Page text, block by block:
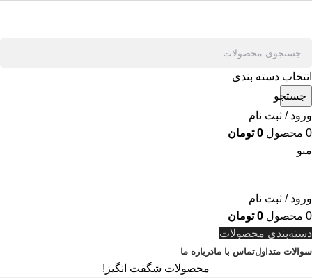
انتخاب دسته بندی
جستجو
ورود / ثبت نام
0 محصول 0 تومان
منو
ورود / ثبت نام
0 محصول 0 تومان
دسته‌بندی محصولات
سوالات متداولتماس با مادرباره ما
محصولات شگفت انگیز!